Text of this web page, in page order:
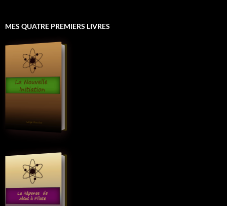
MES QUATRE PREMIERS LIVRES